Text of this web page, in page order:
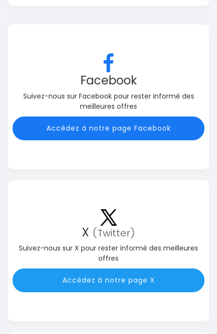
Facebook
Suivez-nous sur Facebook pour rester informé des
meilleures offres
Accédez à notre page Facebook
X (Twitter)
Suivez-nous sur X pour rester informé des meilleures
offres
Accédez à notre page X